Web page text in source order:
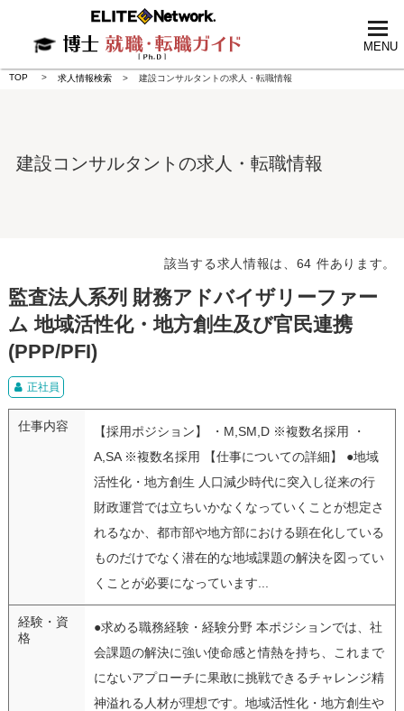
MENU
TOP 求人情報検索 建設コンサルタントの求人・転職情報
建設コンサルタントの求人・転職情報
該当する求人情報は、64 件あります。
監査法人系列 財務アドバイザリーファー
ム 地域活性化・地方創生及び官民連携
(PPP/PFI)
正社員
仕事内容
【採用ポジション】 ・M,SM,D ※複数名採用 ・
A,SA ※複数名採用 【仕事についての詳細】 ●地域
活性化・地方創生 人口減少時代に突入し従来の行
財政運営では立ちいかなくなっていくことが想定さ
れるなか、都市部や地方部における顕在化している
ものだけでなく潜在的な地域課題の解決を図ってい
くことが必要になっています...
経験・資
格
●求める職務経験・経験分野 本ポジションでは、社
会課題の解決に強い使命感と情熱を持ち、これまで
にないアプローチに果敢に挑戦できるチャレンジ精
神溢れる人材が理想です。地域活性化・地方創生や